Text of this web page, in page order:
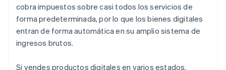
cobra impuestos sobre casi todos los servicios de
forma predeterminada, por lo que los bienes digitales
entran de forma automática en su amplio sistema de
ingresos brutos.
Si vendes productos digitales en varios estados,